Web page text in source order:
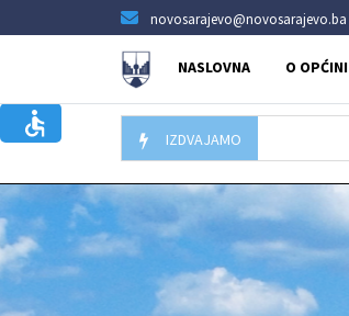
novosarajevo@novosarajevo.ba
NASLOVNA O OPĆINI
IZDVAJAMO